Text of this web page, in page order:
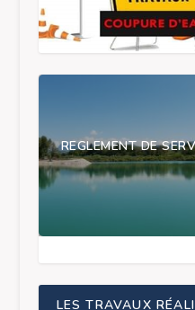
REGLEMENT DE
LES TRAVAUX